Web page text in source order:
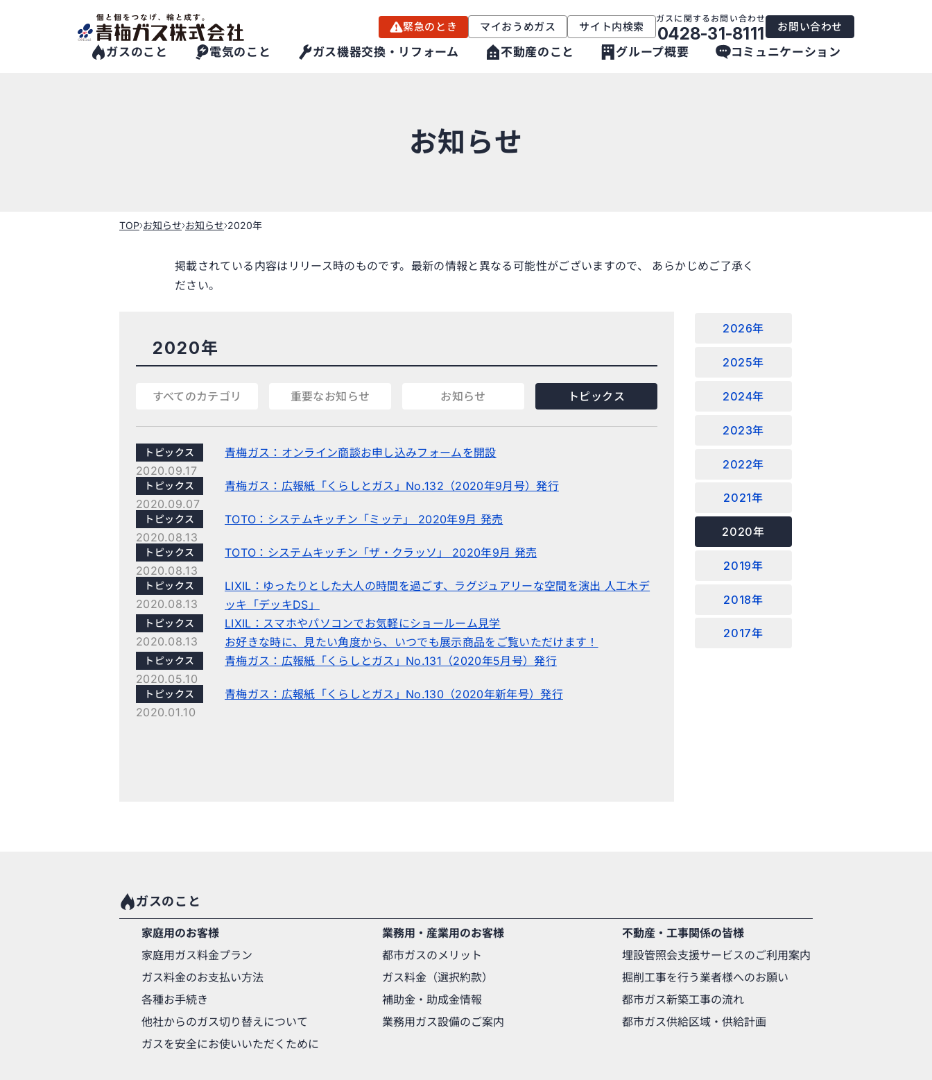
緊急のとき マイおうめガス サイト内検索
ガスに関するお問い合わせ
0428-31-8111 お問い合わせ
ガスのこと 電気のこと ガス機器交換・リフォーム 不動産のこと グループ概要 コミュニケーション
お知らせ
TOP お知らせ お知らせ 2020年
掲載されている内容はリリース時のものです。最新の情報と異なる可能性がございますので、 あらかじめご了承く
ださい。
2020年
すべてのカテゴリ 重要なお知らせ お知らせ トピックス
トピックス
2020.09.17
青梅ガス：オンライン商談お申し込みフォームを開設
トピックス
2020.09.07
青梅ガス：広報紙「くらしとガス」No.132（2020年9月号）発行
トピックス
2020.08.13
TOTO：システムキッチン「ミッテ」 2020年9月 発売
トピックス
2020.08.13
TOTO：システムキッチン「ザ・クラッソ」 2020年9月 発売
トピックス
2020.08.13
LIXIL：ゆったりとした大人の時間を過ごす、ラグジュアリーな空間を演出 人工木デ
ッキ「デッキDS」
トピックス
2020.08.13
LIXIL：スマホやパソコンでお気軽にショールーム見学
お好きな時に、見たい角度から、いつでも展示商品をご覧いただけます！
トピックス
2020.05.10
青梅ガス：広報紙「くらしとガス」No.131（2020年5月号）発行
トピックス
2020.01.10
青梅ガス：広報紙「くらしとガス」No.130（2020年新年号）発行
2026年
2025年
2024年
2023年
2022年
2021年
2020年
2019年
2018年
2017年
ガスのこと
家庭用のお客様
家庭用ガス料金プラン
ガス料金のお支払い方法
各種お手続き
他社からのガス切り替えについて
ガスを安全にお使いいただくために
業務用・産業用のお客様
都市ガスのメリット
ガス料金（選択約款）
補助金・助成金情報
業務用ガス設備のご案内
不動産・工事関係の皆様
埋設管照会支援サービスのご利用案内
掘削工事を行う業者様へのお願い
都市ガス新築工事の流れ
都市ガス供給区域・供給計画